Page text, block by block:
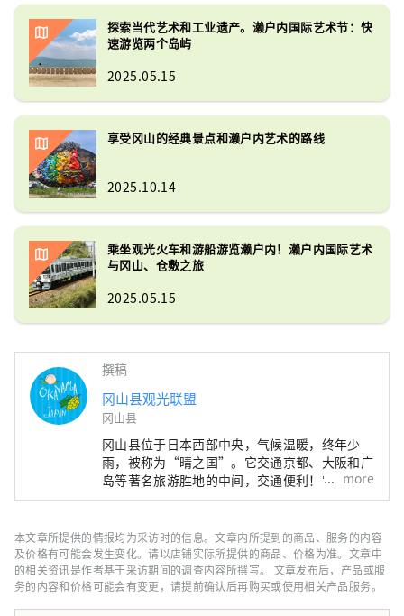
探索当代艺术和工业遗产。濑户内国际艺术节：快
速游览两个岛屿
2025.05.15
享受冈山的经典景点和濑户内艺术的路线
2025.10.14
乘坐观光火车和游船游览濑户内！濑户内国际艺术
与冈山、仓敷之旅
2025.05.15
撰稿
冈山县观光联盟
冈山县
冈山县位于日本西部中央，气候温暖，终年少
雨，被称为“晴之国”。它交通京都、大阪和广
岛等著名旅游胜地的中间，交通便利！它也是经
由濑户通往四国的门户。 冈山县也被称为“水
水果，无论甜度、香气还是风味，都是最高品质
的。 您可以品尝白桃、麝香葡萄、先锋葡萄等
时令水果！ 冈山还拥有世界级的旅游景点，包
括冈山城、日本三大名园之一的冈山后乐园以及
拥有历史、文化和艺术的仓敷美观地区！
more
本文章所提供的情报均为采访时的信息。文章内所提到的商品、服务的内容
及价格有可能会发生变化。请以店铺实际所提供的商品、价格为准。文章中
的相关资讯是作者基于采访期间的调查内容所撰写。 文章发布后，产品或服
务的内容和价格可能会有变更，请提前确认后再购买或使用相关产品服务。